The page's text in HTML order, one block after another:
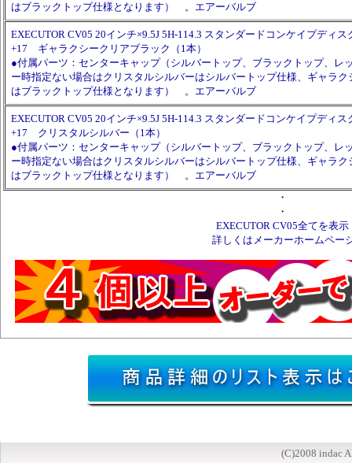
はブラックトップ仕様となります） 。エアーバルブ
EXECUTOR CV05 20インチ×9.5J 5H-114.3 スタンダードコンケイプディス
+17 ギャラクシークリアブラック（1本）
●付属パーツ：センターキャップ（シルバートップ、ブラックトップ、レ
ー時指定ない場合はクリスタルシルバーはシルバートップ仕様、ギャラ
はブラックトップ仕様となります） 。エアーバルブ
EXECUTOR CV05 20インチ×9.5J 5H-114.3 スタンダードコンケイプディス
+17 クリスタルシルバー（1本）
●付属パーツ：センターキャップ（シルバートップ、ブラックトップ、レ
ー時指定ない場合はクリスタルシルバーはシルバートップ仕様、ギャラ
はブラックトップ仕様となります） 。エアーバルブ
・
・
EXECUTOR CV05全てを表示
詳しくはメーカーホームペー
(C)2008 indac